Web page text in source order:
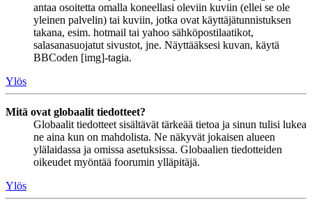
antaa osoitetta omalla koneellasi oleviin kuviin (ellei se ole
yleinen palvelin) tai kuviin, jotka ovat käyttäjätunnistuksen
takana, esim. hotmail tai yahoo sähköpostilaatikot,
salasanasuojatut sivustot, jne. Näyttääksesi kuvan, käytä
BBCoden [img]-tagia.
Ylös
Mitä ovat globaalit tiedotteet?
Globaalit tiedotteet sisältävät tärkeää tietoa ja sinun tulisi lukea
ne aina kun on mahdolista. Ne näkyvät jokaisen alueen
ylälaidassa ja omissa asetuksissa. Globaalien tiedotteiden
oikeudet myöntää foorumin ylläpitäjä.
Ylös